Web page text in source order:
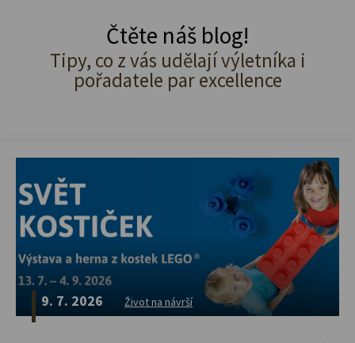
Čtěte náš blog!
Tipy, co z vás udělají výletníka i
pořadatele par excellence
9. 7. 2026 Život na návrší